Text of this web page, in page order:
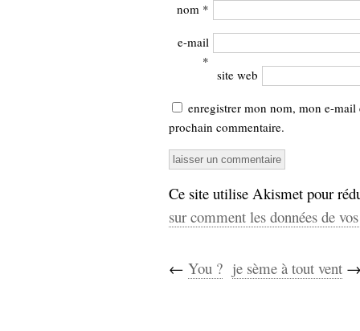
nom *
e-mail
*
site web
enregistrer mon nom, mon e-
prochain commentaire.
Ce site utilise Akismet pour
sur comment les données de
← You ? je sème à tout vent